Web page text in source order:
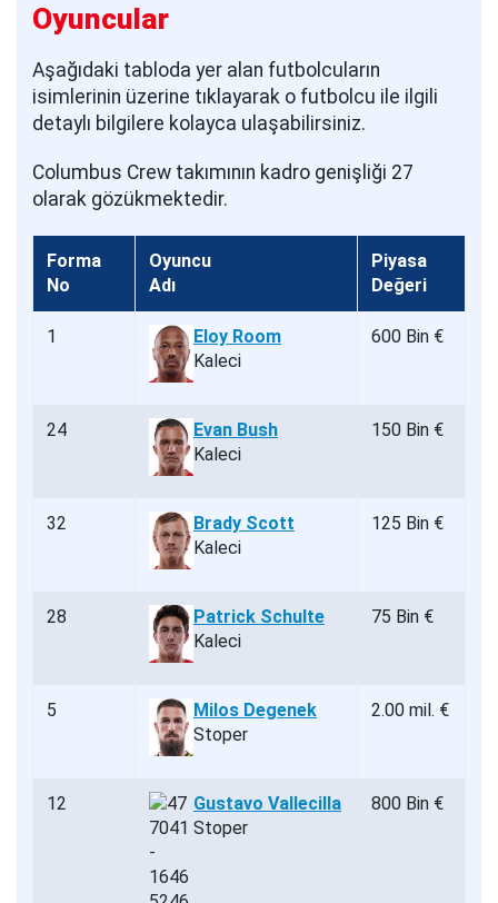
Oyuncular
Aşağıdaki tabloda yer alan futbolcuların
isimlerinin üzerine tıklayarak o futbolcu ile ilgili
detaylı bilgilere kolayca ulaşabilirsiniz.
Columbus Crew takımının kadro genişliği 27
olarak gözükmektedir.
Forma
No
Oyuncu
Adı
Piyasa
Değeri
1
Eloy Room
Kaleci
600 Bin €
24
Evan Bush
Kaleci
150 Bin €
32
Brady Scott
Kaleci
125 Bin €
28
Patrick Schulte
Kaleci
75 Bin €
5
Milos Degenek
Stoper
2.00 mil. €
12
Gustavo Vallecilla
Stoper
800 Bin €